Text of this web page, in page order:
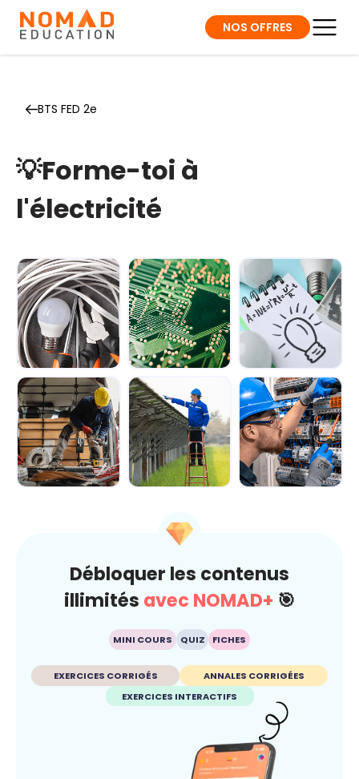
NOS OFFRES
BTS FED 2e
💡Forme-toi à
l'électricité
Module 1 - Les
bases de
l'électricité
Explorer le
circuit
électriqu...
Module 3 -
Manipuler les
principales for...
fonctionnement...
Débloquer les contenus
illimités avec NOMAD+ 🎯
MINI COURS QUIZ FICHES
EXERCICES CORRIGÉS
ANNALES CORRIGÉES
EXERCICES INTERACTIFS